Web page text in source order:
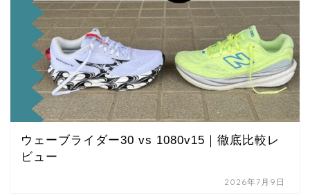
ウェーブライダー30 vs 1080v15｜徹底比較レ
ビュー
2026年7月9日